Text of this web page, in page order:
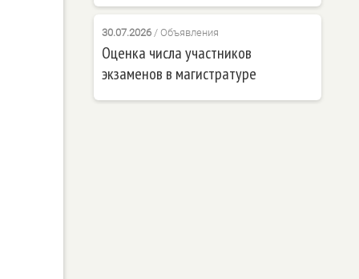
30.07.2026/ Объявления
Оценка числа участников
экзаменов в магистратуре